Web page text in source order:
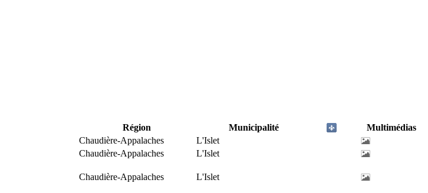
Région Municipalité
Multimédias
Chaudière-Appalaches
L'Islet
Chaudière-Appalaches
L'Islet
Chaudière-Appalaches L'Islet